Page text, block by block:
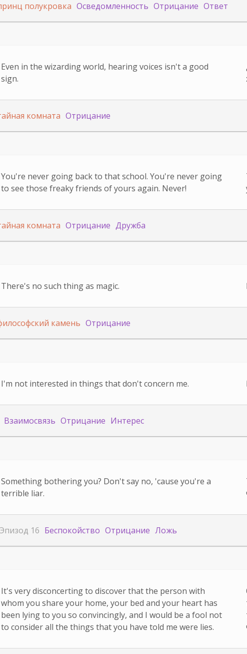
полукровка Осведомленность Отрицание Ответ
Even in the wizarding world, hearing voices isn't a good
sign.
комната Отрицание
You're never going back to that school. You're never going
to see those freaky friends of yours again. Never!
комната Отрицание Дружба
There's no such thing as magic.
камень Отрицание
I'm not interested in things that don't concern me.
Взаимосвязь Отрицание Интерес
Something bothering you? Don't say no, 'cause you're a
terrible liar.
Эпизод 16 Беспокойство Отрицание Ложь
It's very disconcerting to discover that the person with
whom you share your home, your bed and your heart has
been lying to you so convincingly, and I would be a fool not
to consider all the things that you have told me were lies.